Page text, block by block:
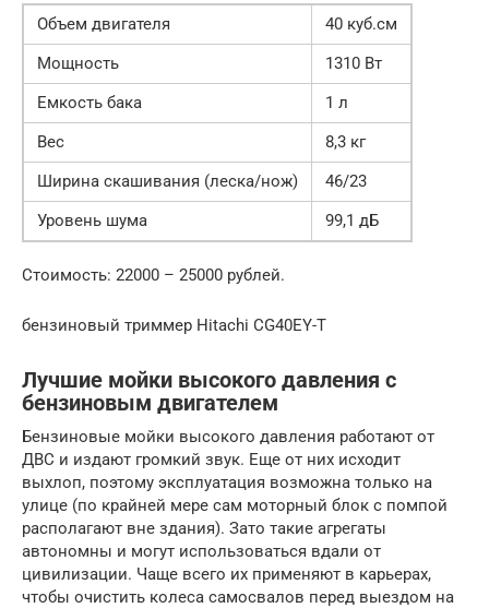
Объем двигателя
40 куб.см
Мощность
1310 Вт
Емкость бака
1 л
Вес
8,3 кг
Ширина скашивания (леска/нож)
46/23
Уровень шума
99,1 дБ
Стоимость: 22000 – 25000 рублей.
бензиновый триммер Hitachi CG40EY-T
Лучшие мойки высокого давления с
бензиновым двигателем
Бензиновые мойки высокого давления работают от
ДВС и издают громкий звук. Еще от них исходит
выхлоп, поэтому эксплуатация возможна только на
улице (по крайней мере сам моторный блок с помпой
располагают вне здания). Зато такие агрегаты
автономны и могут использоваться вдали от
цивилизации. Чаще всего их применяют в карьерах,
чтобы очистить колеса самосвалов перед выездом на